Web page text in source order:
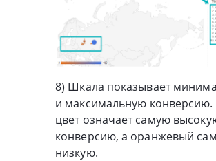
8) Шкала показывает
и максимальную
цвет означает самую
конверсию, а оранжевый
низкую.